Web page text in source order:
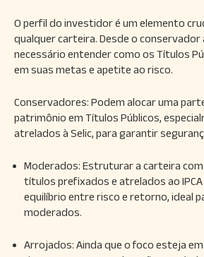
O perfil do investidor é um elemento
qualquer carteira. Desde o conservador
necessário entender como os Títulos
em suas metas e apetite ao risco.
Conservadores: Podem alocar uma
patrimônio em Títulos Públicos,
atrelados à Selic, para garantir
Moderados: Estruturar a carteira com
títulos prefixados e atrelados ao
equilíbrio entre risco e retorno, ideal
moderados.
Arrojados: Ainda que o foco esteja